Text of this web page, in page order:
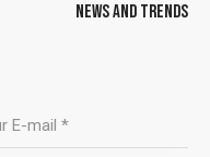
NEWS AND TRENDS